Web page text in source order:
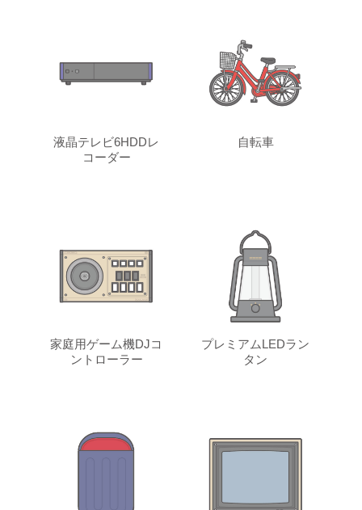
液晶テレビ6HDDレ
コーダー
自転車
家庭用ゲーム機DJコ
ントローラー
プレミアムLEDラン
タン